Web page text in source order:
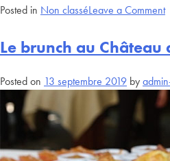
Posted in Non classéLeave a Comment
Le brunch au Château
Posted on 13 septembre 2019 by